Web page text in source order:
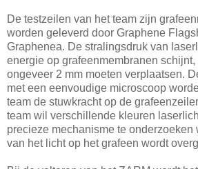
De testzeilen van het team zijn
worden geleverd door Graphene
Graphenea. De stralingsdruk van
energie op grafeenmembranen
ongeveer 2 mm moeten verplaatsen.
met een eenvoudige microscoop
team de stuwkracht op de
team wil verschillende kleuren
precieze mechanisme te onderzoeken
van het licht op het grafeen wordt